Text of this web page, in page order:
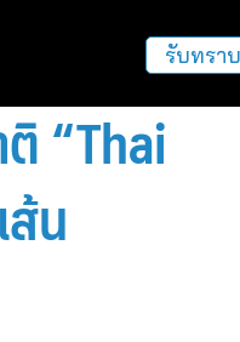
“Thai
น
รับทราบ